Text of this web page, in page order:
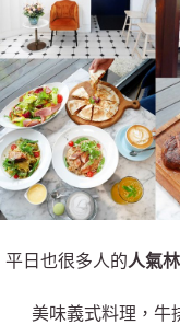
平日也很多人的人氣
美味義式料理，牛